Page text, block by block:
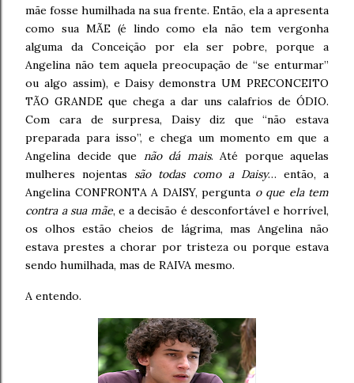
mãe fosse humilhada na sua frente. Então, ela a apresenta
como sua MÃE (é lindo como ela não tem vergonha
alguma da Conceição por ela ser pobre, porque a
Angelina não tem aquela preocupação de “se enturmar”
ou algo assim), e Daisy demonstra UM PRECONCEITO
TÃO GRANDE que chega a dar uns calafrios de ÓDIO.
Com cara de surpresa, Daisy diz que “não estava
preparada para isso”, e chega um momento em que a
Angelina decide que não dá mais. Até porque aquelas
mulheres nojentas são todas como a Daisy… então, a
Angelina CONFRONTA A DAISY, pergunta o que ela tem
contra a sua mãe, e a decisão é desconfortável e horrível,
os olhos estão cheios de lágrima, mas Angelina não
estava prestes a chorar por tristeza ou porque estava
sendo humilhada, mas de RAIVA mesmo.
A entendo.